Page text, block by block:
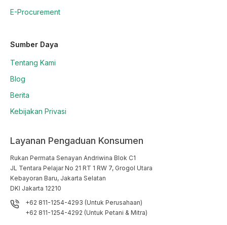
E-Procurement
Sumber Daya
Tentang Kami
Blog
Berita
Kebijakan Privasi
Layanan Pengaduan Konsumen
Rukan Permata Senayan Andriwina Blok C1
JL Tentara Pelajar No 21 RT 1 RW 7, Grogol Utara
Kebayoran Baru, Jakarta Selatan
DKI Jakarta 12210
+62 811-1254-4293 (Untuk Perusahaan)
+62 811-1254-4292 (Untuk Petani & Mitra)